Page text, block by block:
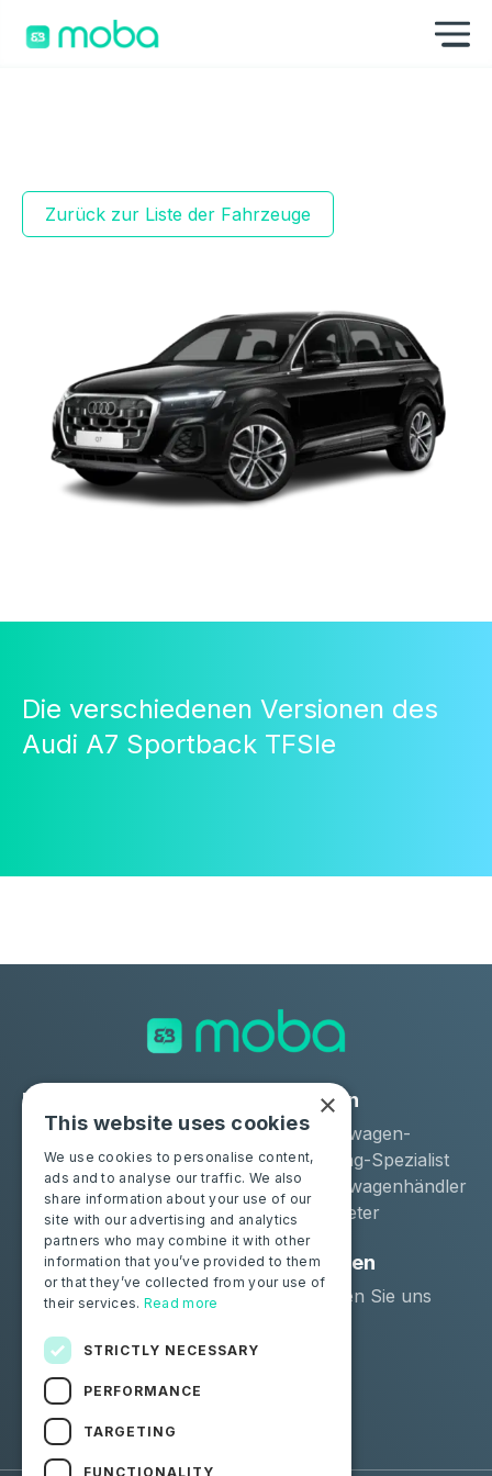
Zurück zur Liste der Fahrzeuge
Die verschiedenen Versionen des
Audi A7 Sportback TFSIe
Lösungen
Moba Certify Pro
Geschäft
Industrien
Gebrauchtwagen-
Remarketing-Spezialist
Gebrauchtwagenhändler
Langzeitmieter
Privatpersonen
Zertifizieren Sie Ihre
Ressourcen
Kontaktieren Sie uns
Folgen Sie uns
Facebook
Linkedin
×
This website uses cookies
We use cookies to personalise content,
ads and to analyse our traffic. We also
share information about your use of our
site with our advertising and analytics
partners who may combine it with other
information that you’ve provided to them
or that they’ve collected from your use of
their services. Read more
STRICTLY NECESSARY
PERFORMANCE
TARGETING
FUNCTIONALITY